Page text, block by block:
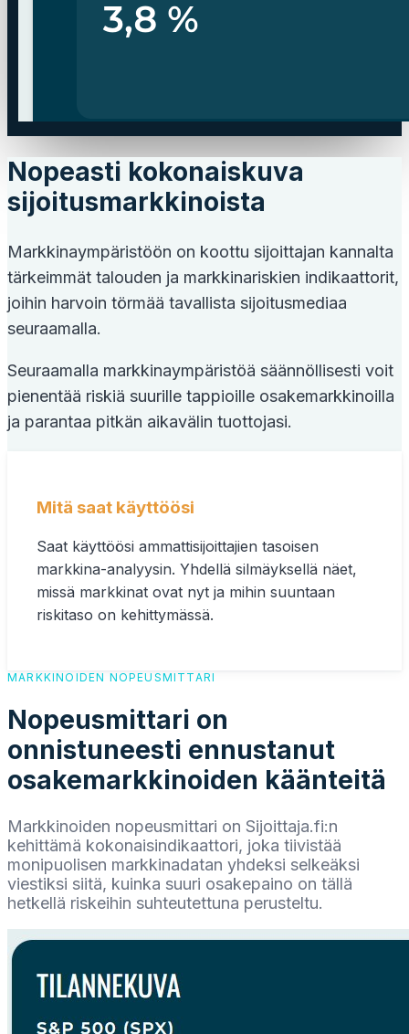
Nopeasti kokonaiskuva
sijoitusmarkkinoista
Markkinaympäristöön on koottu sijoittajan kannalta
tärkeimmät talouden ja markkinariskien indikaattorit,
joihin harvoin törmää tavallista sijoitusmediaa
seuraamalla.
Seuraamalla markkinaympäristöä säännöllisesti voit
pienentää riskiä suurille tappioille osakemarkkinoilla
ja parantaa pitkän aikavälin tuottojasi.
Mitä saat käyttöösi
Saat käyttöösi ammattisijoittajien tasoisen
markkina-analyysin. Yhdellä silmäyksellä näet,
missä markkinat ovat nyt ja mihin suuntaan
riskitaso on kehittymässä.
MARKKINOIDEN NOPEUSMITTARI
Nopeusmittari on
onnistuneesti ennustanut
osakemarkkinoiden käänteitä
Markkinoiden nopeusmittari on Sijoittaja.fi:n
kehittämä kokonaisindikaattori, joka tiivistää
monipuolisen markkinadatan yhdeksi selkeäksi
viestiksi siitä, kuinka suuri osakepaino on tällä
hetkellä riskeihin suhteutettuna perusteltu.